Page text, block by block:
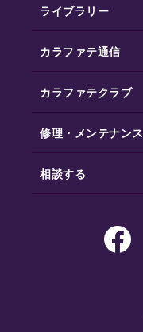
ライブラリー
カラファテ通信
カラファテクラブ
修理・メンテナンス
相談する